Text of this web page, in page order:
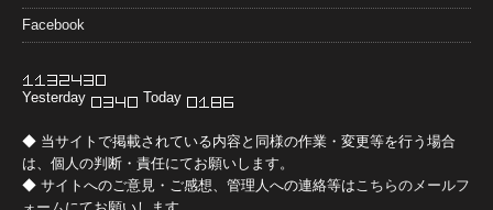
Facebook
Yesterday Today
◆ 当サイトで掲載されている内容と同様の作業・変更等を行う場合
は、個人の判断・責任にてお願いします。
◆ サイトへのご意見・ご感想、管理人への連絡等は こちらのメールフ